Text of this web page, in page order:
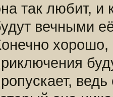
так любит, и
вечными
хорошо,